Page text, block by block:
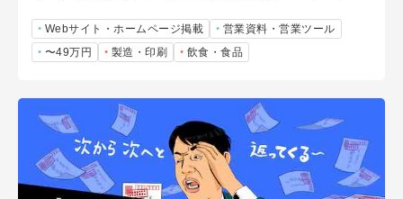
Webサイト・ホームページ掲載
営業資料・営業ツール
〜49万円
製造・印刷 飲食・食品